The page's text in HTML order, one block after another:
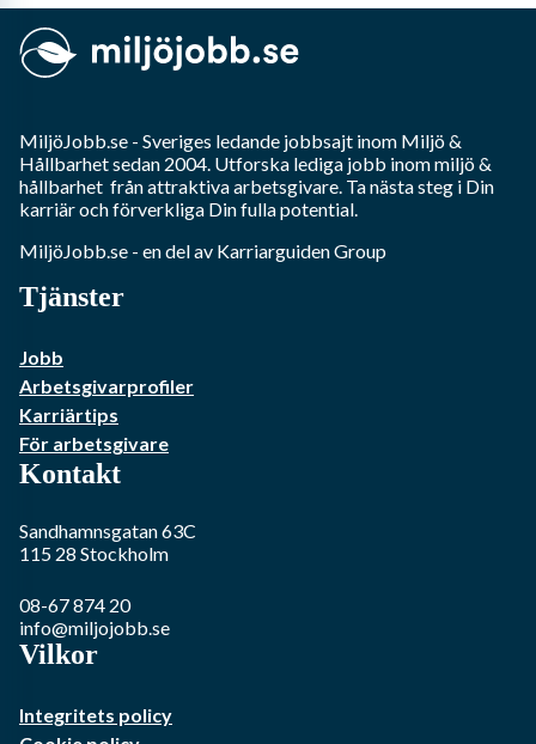
MiljöJobb.se - Sveriges ledande jobbsajt inom Miljö &
Hållbarhetsedan 2004. Utforska lediga jobb inommiljö &
hållbarhet från attraktiva arbetsgivare. Ta nästa steg i Din
karriär och förverkliga Din fulla potential.
MiljöJobb.se - en del av Karriarguiden Group
Tjänster
Jobb
Arbetsgivarprofiler
Karriärtips
För arbetsgivare
Kontakt
Sandhamnsgatan 63C
115 28 Stockholm
08-67 874 20
info@miljojobb.se
Vilkor
Integritets policy